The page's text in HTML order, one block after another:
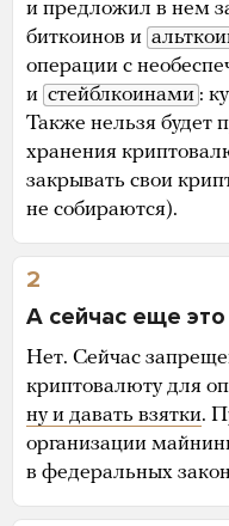
и предложил в нем
биткоинов и
операции с
и стейблкоинами :
Также нельзя будет
хранения
закрывать свои
не собираются).
2
А сейчас еще
Нет. Сейчас
криптовалюту для
ну и давать взятки.
организации
в федеральных